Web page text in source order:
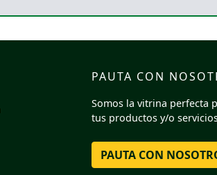
PAUTA CON
Somos la vitrina perfecta
tus productos y/o
PAUTA CON